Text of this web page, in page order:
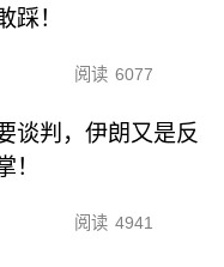
踩！
阅读 6077
谈判，伊朗又是反
！
阅读 4941